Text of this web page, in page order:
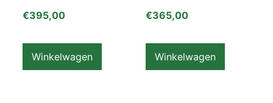
€395,00
Winkelwagen
€365,00
Winkelwagen